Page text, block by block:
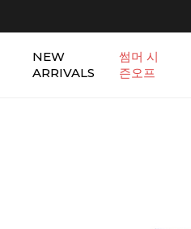
NEW
ARRIVALS
썸머 시
즌오프